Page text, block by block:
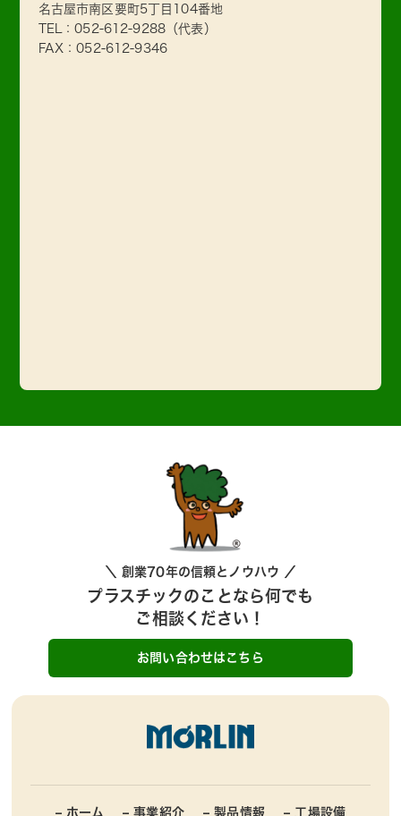
名古屋市南区要町5丁目104番地
TEL：052-612-9288 （代表）
FAX：052-612-9346
＼ 創業70年の信頼とノウハウ ／
プラスチックのことなら何でも
ご相談ください！
お問い合わせはこちら
– ホーム – 事業紹介 – 製品情報 – 工場設備